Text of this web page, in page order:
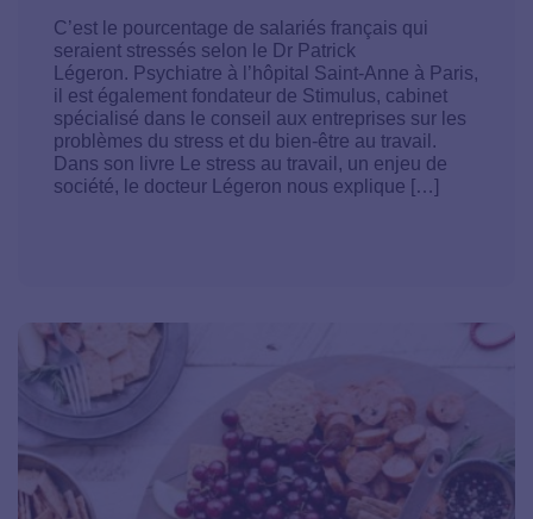
C’est le pourcentage de salariés français qui
seraient stressés selon le Dr Patrick
Légeron. Psychiatre à l’hôpital Saint-Anne à Paris,
il est également fondateur de Stimulus, cabinet
spécialisé dans le conseil aux entreprises sur les
problèmes du stress et du bien-être au travail.
Dans son livre Le stress au travail, un enjeu de
société, le docteur Légeron nous explique […]